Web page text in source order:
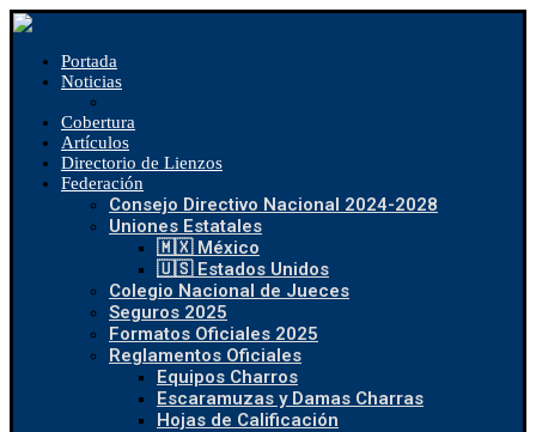
Portada
Noticias
Cobertura
Artículos
Directorio de Lienzos
Federación
Consejo Directivo Nacional 2024-2028
Uniones Estatales
🇲🇽 México
🇺🇸 Estados Unidos
Colegio Nacional de Jueces
Seguros 2025
Formatos Oficiales 2025
Reglamentos Oficiales
Equipos Charros
Escaramuzas y Damas Charras
Hojas de Calificación